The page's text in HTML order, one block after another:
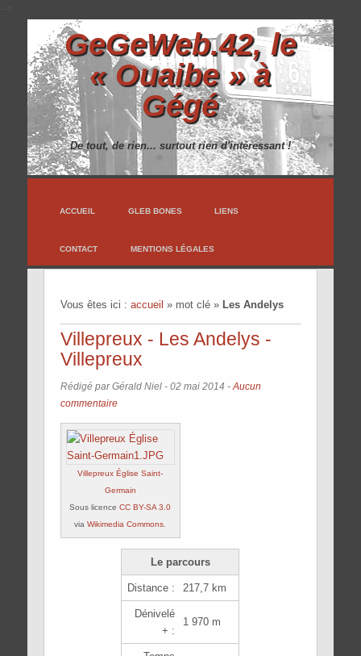
GeGeWeb.42, le
« Ouaibe » à
Gégé
De tout, de rien... surtout rien d'intéressant !
ACCUEIL GLEB BONES LIENS
CONTACT MENTIONS LÉGALES
Vous êtes ici : accueil » mot clé» Les Andelys
Villepreux - Les Andelys -
Villepreux
Rédigé par Gérald Niel - 02 mai 2014 -Aucun
commentaire
Villepreux Église Saint-
Germain
Sous licenceCC BY-SA 3.0
viaWikimedia Commons
Le parcours
Distance : 217,7 km
Dénivelé
+ :
1 970 m